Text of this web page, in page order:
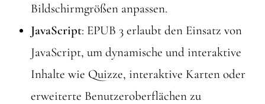
Bildschirmgrößen anpassen.
JavaScript: EPUB 3 erlaubt den Einsatz von
JavaScript, um dynamische und interaktive
Inhalte wie Quizze, interaktive Karten oder
erweiterte Benutzeroberflächen zu